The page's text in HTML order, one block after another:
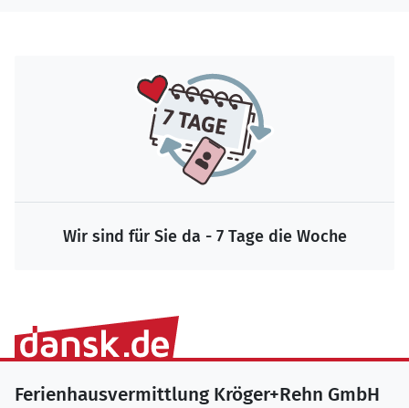
Wir sind für Sie da - 7 Tage die Woche
Ferienhausvermittlung Kröger+Rehn GmbH